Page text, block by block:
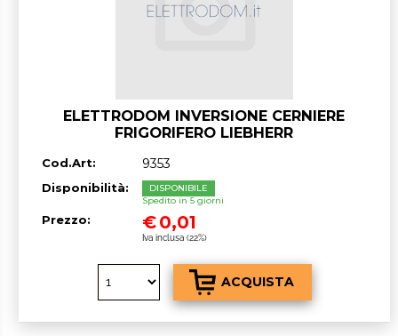
ELETTRODOM INVERSIONE CERNIERE
FRIGORIFERO LIEBHERR
Cod.Art: 9353
Disponibilità:
DISPONIBILE
Spedito in 5 giorni
Prezzo: €0,01
Iva inclusa (22%)